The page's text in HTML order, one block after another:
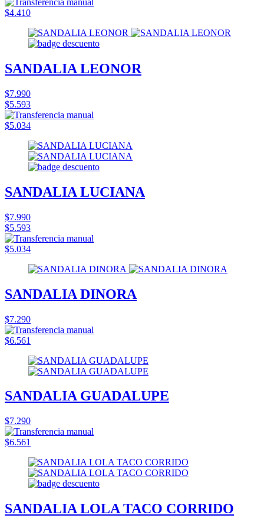
$4.410
SANDALIA LEONOR
$7.990
$5.593
$5.034
SANDALIA LUCIANA
$7.990
$5.593
$5.034
SANDALIA DINORA
$7.290
$6.561
SANDALIA GUADALUPE
$7.290
$6.561
SANDALIA LOLA TACO CORRIDO